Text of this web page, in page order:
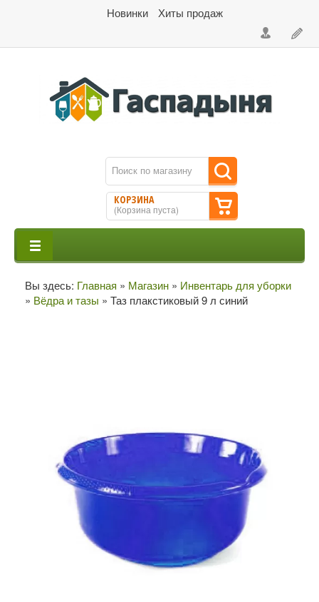
Новинки Хиты продаж
КОРЗИНА
(Корзина пуста)
Вы здесь: Главная » Магазин » Инвентарь для уборки
» Вёдра и тазы » Таз плакстиковый 9 л синий